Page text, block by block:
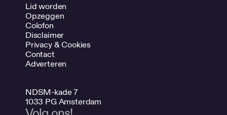
Lid worden
Opzeggen
Colofon
Disclaimer
Privacy & Cookies
Contact
Adverteren
NDSM-kade 7
1033 PG Amsterdam